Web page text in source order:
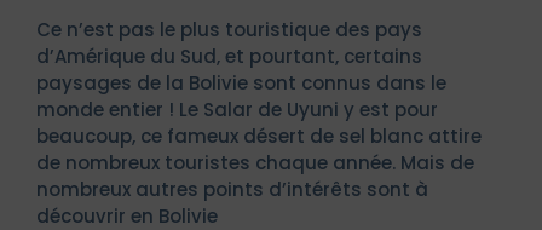
Ce n’est pas le plus touristique des pays
d’Amérique du Sud, et pourtant, certains
paysages de la Bolivie sont connus dans le
monde entier ! Le Salar de Uyuni y est pour
beaucoup, ce fameux désert de sel blanc attire
de nombreux touristes chaque année. Mais de
nombreux autres points d’intérêts sont à
découvrir en Bolivie